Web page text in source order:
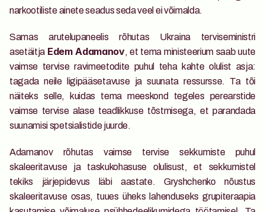
narkootiliste ainete seadus seda veel ei võimalda.
Samas arutelupaneelis rõhutas Ukraina terviseministri
asetäitja Edem Adamanov, et tema ministeerium saab uute
vaimse tervise ravimeetodite puhul teha kahte olulist asja:
tagada neile ligipääsetavuse ja suunata ressursse. Ta tõi
näiteks selle, kuidas tema meeskond tegeles perearstide
vaimse tervise alase teadlikkuse tõstmisega, et parandada
suunamisi spetsialistide juurde.
Adamanov rõhutas vaimse tervise sekkumiste puhul
skaleeritavuse ja taskukohasuse olulisust, et sekkumistel
tekiks järjepidevus läbi aastate. Gryshchenko nõustus
skaleeritavuse osas, tuues üheks lahenduseks grupiteraapia